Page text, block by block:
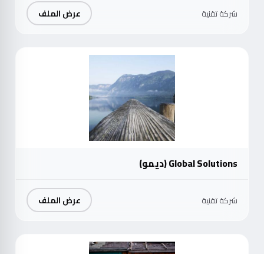
شركة تقنية عرض الملف
Global Solutions (ديمو)
شركة تقنية عرض الملف